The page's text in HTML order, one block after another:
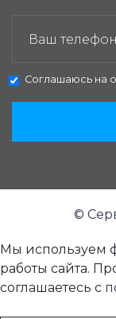
Соглашаюсь на
©
Мы используем
работы сайта.
соглашаетесь с